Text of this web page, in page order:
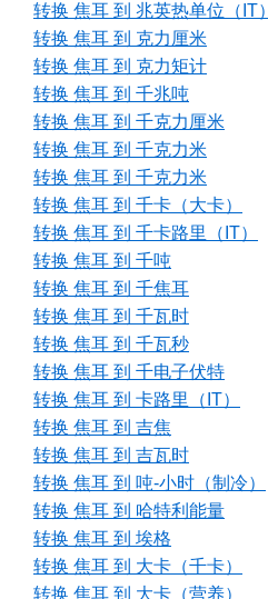
转换 焦耳 到 兆英热单位（IT）
转换 焦耳 到 克力厘米
转换 焦耳 到 克力矩计
转换 焦耳 到 千兆吨
转换 焦耳 到 千克力厘米
转换 焦耳 到 千克力米
转换 焦耳 到 千克力米
转换 焦耳 到 千卡（大卡）
转换 焦耳 到 千卡路里（IT）
转换 焦耳 到 千吨
转换 焦耳 到 千焦耳
转换 焦耳 到 千瓦时
转换 焦耳 到 千瓦秒
转换 焦耳 到 千电子伏特
转换 焦耳 到 卡路里（IT）
转换 焦耳 到 吉焦
转换 焦耳 到 吉瓦时
转换 焦耳 到 吨-小时（制冷）
转换 焦耳 到 哈特利能量
转换 焦耳 到 埃格
转换 焦耳 到 大卡（千卡）
转换 焦耳 到 大卡（营养）